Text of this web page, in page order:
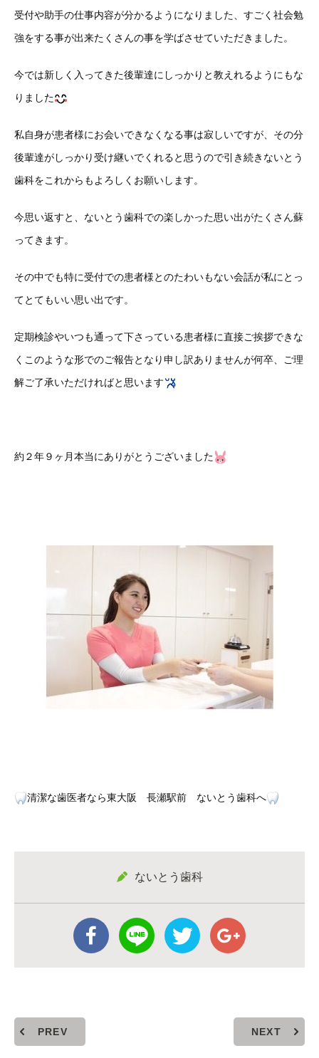
受付や助手の仕事内容が分かるようになりました、すごく社会勉
強をする事が出来たくさんの事を学ばさせていただきました。
今では新しく入ってきた後輩達にしっかりと教えれるようにもな
りました
私自身が患者様にお会いできなくなる事は寂しいですが、その分
後輩達がしっかり受け継いでくれると思うので引き続きないとう
歯科をこれからもよろしくお願いします。
今思い返すと、ないとう歯科での楽しかった思い出がたくさん蘇
ってきます。
その中でも特に受付での患者様とのたわいもない会話が私にとっ
てとてもいい思い出です。
定期検診やいつも通って下さっている患者様に直接ご挨拶できな
くこのような形でのご報告となり申し訳ありませんが何卒、ご理
解ご了承いただければと思います
約２年９ヶ月本当にありがとうございました
清潔な歯医者なら東大阪 長瀬駅前 ないとう歯科へ
ないとう歯科
PREV NEXT